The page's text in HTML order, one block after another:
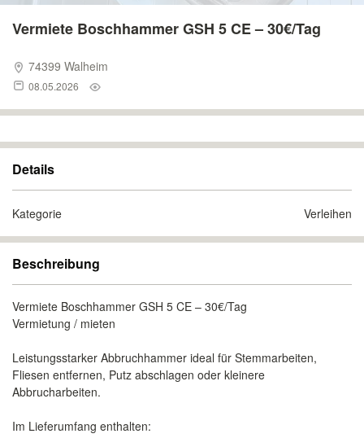
Vermiete Boschhammer GSH 5 CE – 30€/Tag
74399 Walheim
08.05.2026
Details
Kategorie Verleihen
Beschreibung
Vermiete Boschhammer GSH 5 CE – 30€/Tag
Vermietung / mieten
Leistungsstarker Abbruchhammer ideal für Stemmarbeiten,
Fliesen entfernen, Putz abschlagen oder kleinere
Abbrucharbeiten.
Im Lieferumfang enthalten: